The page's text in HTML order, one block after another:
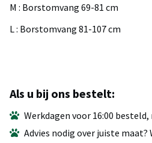
M : Borstomvang 69-81 cm
L : Borstomvang 81-107 cm
Als u bij ons bestelt:
Werkdagen voor 16:00
Advies nodig over juiste maat?